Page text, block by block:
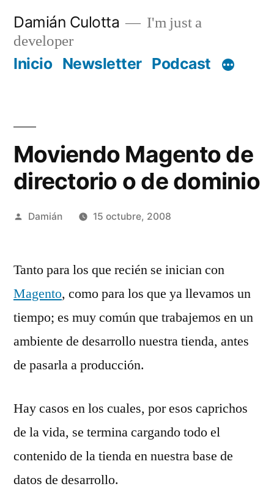
contenido
Damián Culotta
I'm just a
developer
Inicio Newsletter Podcast
Moviendo Magento de
directorio o de dominio
Publicado
Damián 15 octubre, 2008
Tanto para los que recién se inician con
Magento, como para los que ya llevamos un
tiempo; es muy común que trabajemos en un
ambiente de desarrollo nuestra tienda, antes
de pasarla a producción.
Hay casos en los cuales, por esos caprichos
de la vida, se termina cargando todo el
contenido de la tienda en nuestra base de
datos de desarrollo.